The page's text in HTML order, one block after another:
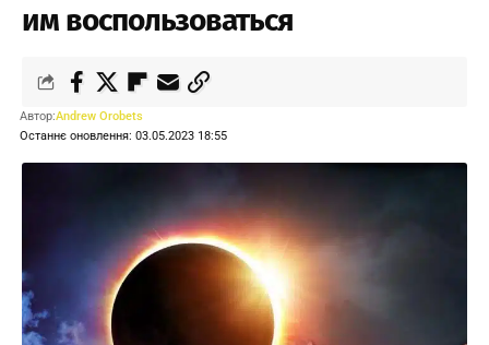
им воспользоваться
Останнє оновлення: 03.05.2023 18:55
Автор:Andrew Orobets